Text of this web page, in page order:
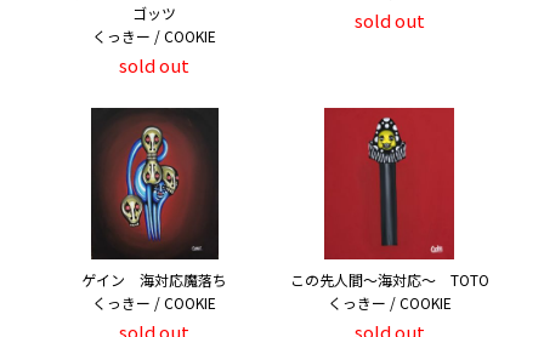
ゴッツ
くっきー / COOKIE
sold out
sold out
ゲイン 海対応魔落ち
くっきー / COOKIE
sold out
この先人間～海対応～ TOTO
くっきー / COOKIE
sold out